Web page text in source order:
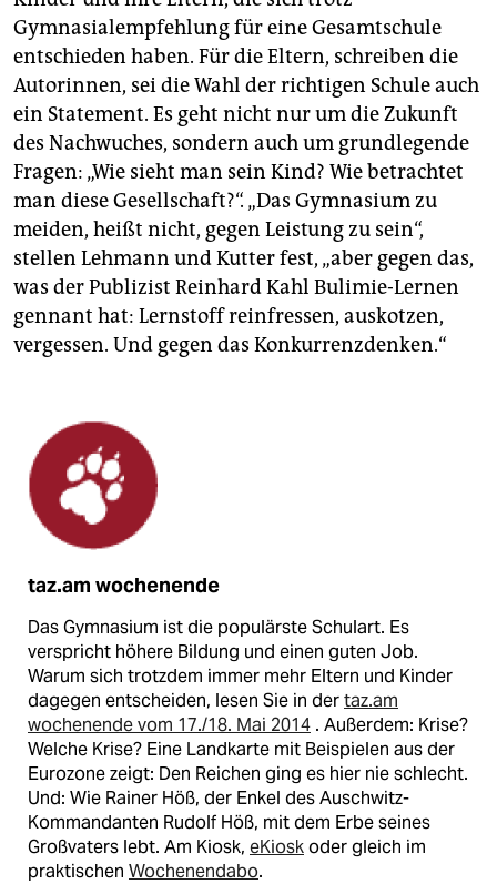
Gymnasialempfehlung für eine Gesamtschule
entschieden haben. Für die Eltern, schreiben die
Autorinnen, sei die Wahl der richtigen Schule auch
ein Statement. Es geht nicht nur um die Zukunft
des Nachwuches, sondern auch um grundlegende
Fragen: „Wie sieht man sein Kind? Wie betrachtet
man diese Gesellschaft?“. „Das Gymnasium zu
meiden, heißt nicht, gegen Leistung zu sein“,
stellen Lehmann und Kutter fest, „aber gegen das,
was der Publizist Reinhard Kahl Bulimie-Lernen
gennant hat: Lernstoff reinfressen, auskotzen,
vergessen. Und gegen das Konkurrenzdenken.“
taz.am wochenende
Das Gymnasium ist die populärste Schulart. Es
verspricht höhere Bildung und einen guten Job.
Warum sich trotzdem immer mehr Eltern und Kinder
dagegen entscheiden, lesen Sie in dertaz.am
wochenende vom 17./18. Mai 2014 . Außerdem: Krise?
Welche Krise? Eine Landkarte mit Beispielen aus der
Eurozone zeigt: Den Reichen ging es hier nie schlecht.
Und: Wie Rainer Höß, der Enkel des Auschwitz-
Kommandanten Rudolf Höß, mit dem Erbe seines
Großvaters lebt. Am Kiosk, eKioskoder gleich im
praktischen Wochenendabo.